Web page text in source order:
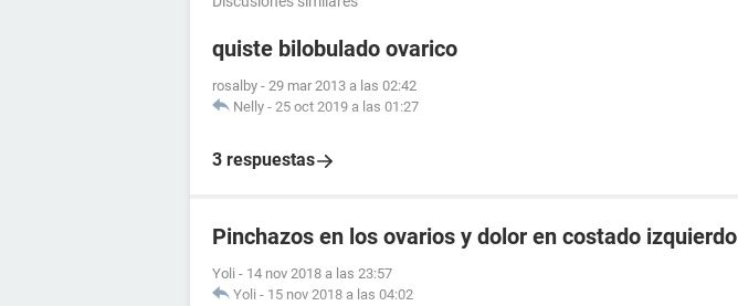
quiste bilobulado ovarico
rosalby - 29 mar 2013 a las 02:42
Nelly - 25 oct 2019 a las 01:27
3 respuestas
Pinchazos en los ovarios y dolor en costado izquierdo
Yoli - 14 nov 2018 a las 23:57
Yoli - 15 nov 2018 a las 04:02